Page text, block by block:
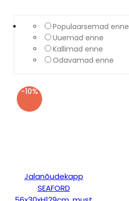
Populaarsemad enne
Uuemad enne
Kallimad enne
Odavamad enne
-10%
Jalanõudekapp
SEAFORD